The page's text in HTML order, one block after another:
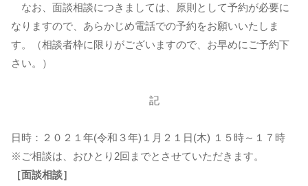
なお、面談相談につきましては、原則として予約が必要に
なりますので、あらかじめ電話での予約をお願いいたしま
す。（相談者枠に限りがございますので、お早めにご予約下
さい。）
記
日時：２０２１年(令和３年)１月２１日(木) １５時～１７時
※ご相談は、おひとり2回までとさせていただきます。
［面談相談］